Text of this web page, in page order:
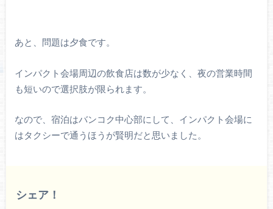
あと、問題は夕食です。
インパクト会場周辺の飲食店は数が少なく、夜の営業時間
も短いので選択肢が限られます。
なので、宿泊はバンコク中心部にして、インパクト会場に
はタクシーで通うほうが賢明だと思いました。
シェア！